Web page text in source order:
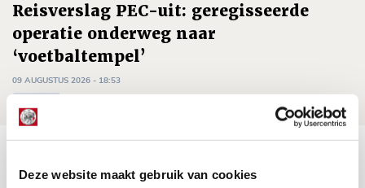
Deze website maakt gebruik van cookies
Reisverslag PEC-uit: geregisseerde
operatie onderweg naar
‘voetbaltempel’
09 AUGUSTUS 2026 - 18:53
dat steeds beter wordt